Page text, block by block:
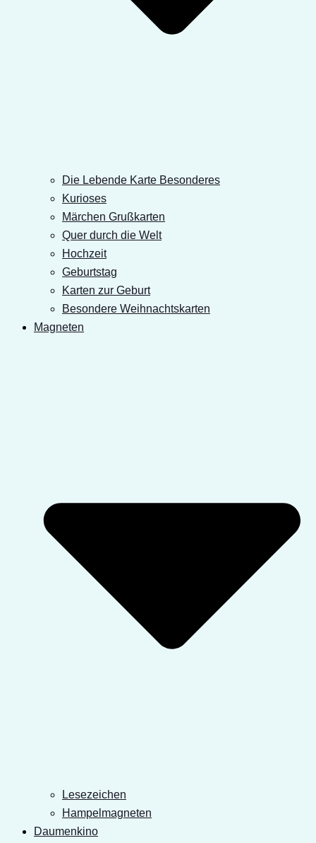
Die Lebende Karte Besonderes
Kurioses
Märchen Grußkarten
Quer durch die Welt
Hochzeit
Geburtstag
Karten zur Geburt
Besondere Weihnachtskarten
Magneten
Lesezeichen
Hampelmagneten
Daumenkino